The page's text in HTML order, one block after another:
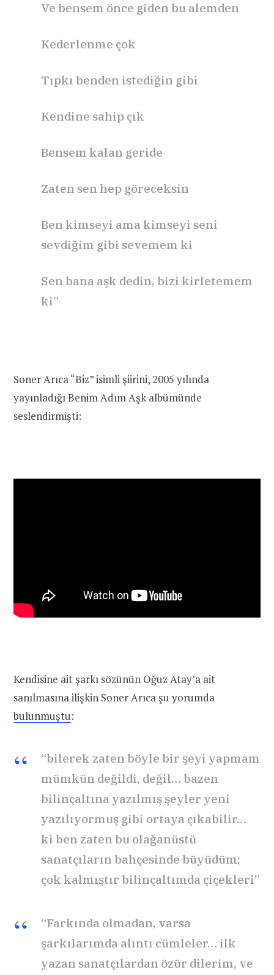
Ve bensem önce giden bu alemden
Kederlenme çok
Tıpkı benden istediğin gibi
Kendine sahip çık
Bensem kalan geride
Zaten sen hep göreceksin
Ben kimseyi ama kimseyi seni
sevdiğim gibi sevemem ki
Sen bana aşk dedin, bizi kirletemem
ki”
Soner Arıca “Biz” isimli şiirini, 2005 yılında
yayınladığı Benim Adım Aşk albümünde
seslendirmişti:
Kendisine ait şarkı sözünün Oğuz Atay’a ait
sanılmasına ilişkin Soner Arıca şu yorumda
bulunmuştu:
“bilerek zaten böyle bir şeyi yapmam
mümkün değildi, değil… bazen
bilinçaltına yazılmış şeyler yeni
yazılıyormuş gibi ortaya çıkabilir…
ki ben zaten bu olağanüstü
sanatçıların bahçesinde büyüdüm;
çok kalmıştır bilinçaltımda çiçekleri”
“Farkında olmadan, varsa
şarkılarımda alıntı cümleler… ilk
yazan sanatçılardan özür dilerim, ve